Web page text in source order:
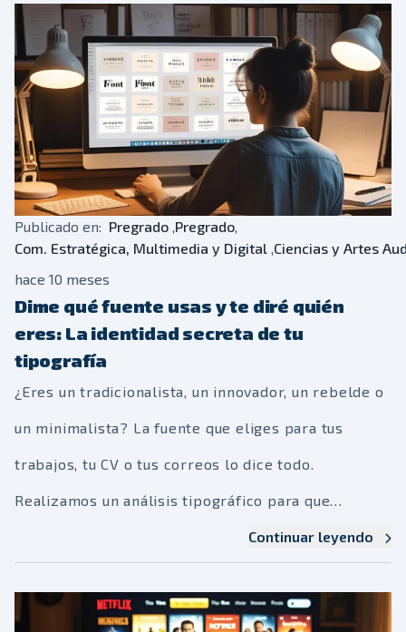
Publicado en: Pregrado ,Pregrado,
Com. Estratégica, Multimedia y Digital ,Ciencias y Artes
hace 10 meses
Dime qué fuente usas y te diré quién
eres: La identidad secreta de tu
tipografía
¿Eres un tradicionalista, un innovador, un rebelde o
un minimalista? La fuente que eliges para tus
trabajos, tu CV o tus correos lo dice todo.
Realizamos un análisis tipográfico para que
descubras la personalidad oculta detrás de tus
Continuar leyendo